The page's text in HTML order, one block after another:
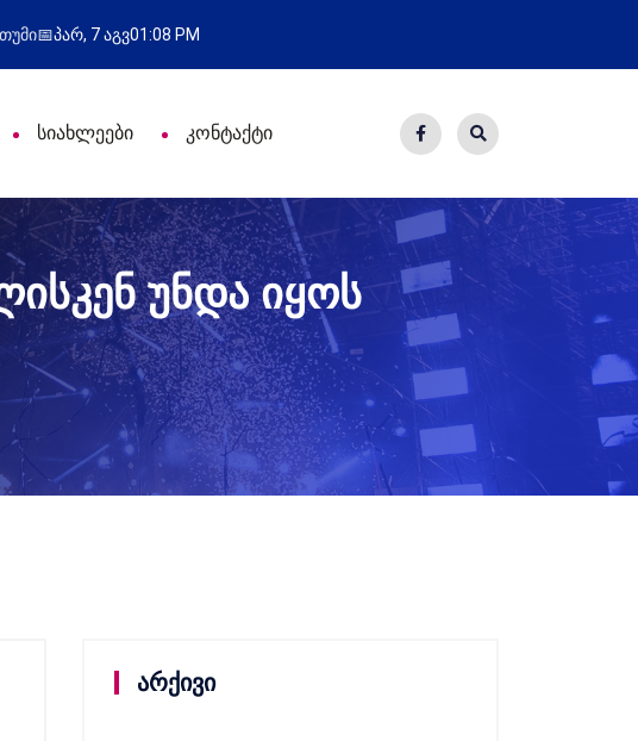
გამოსვლა
📅პარ, 7 აგვ01:08 PM
სიახლეები კონტაქტი
უნდა იყოს
არქივი